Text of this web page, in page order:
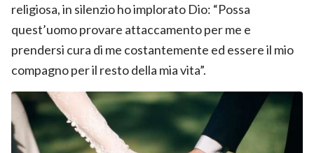
religiosa, in silenzio ho implorato Dio: “Possa
quest’uomo provare attaccamento per me e
prendersi cura di me costantemente ed essere il mio
compagno per il resto della mia vita”.